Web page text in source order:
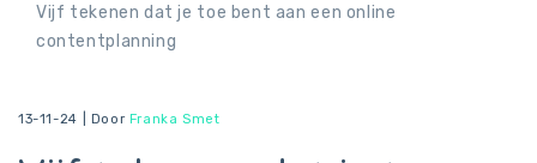
Vijf tekenen dat je toe bent aan een online
contentplanning
13-11-24 | Door Franka Smet